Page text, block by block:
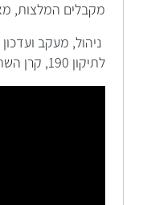
מקבלים המלצות,
ניהול, מעקב
לתיקון 190, קרן השתלמות וקופות גמל